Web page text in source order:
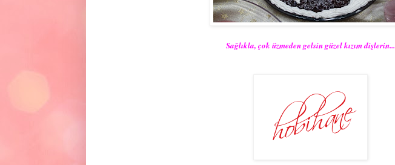
Sağlıkla, çok üzmeden gelsin güzel kızım dişlerin...